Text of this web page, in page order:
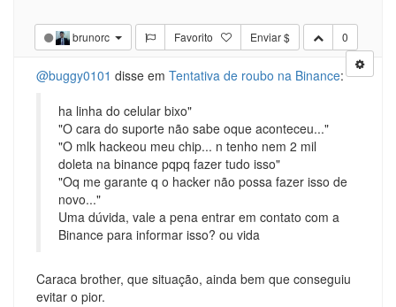
brunorc Favorito Enviar $ 0
@buggy0101 disse em Tentativa de roubo na Binance:
ha linha do celular bixo"
"O cara do suporte não sabe oque aconteceu..."
"O mlk hackeou meu chip... n tenho nem 2 mil
doleta na binance pqpq fazer tudo isso"
"Oq me garante q o hacker não possa fazer isso de
novo..."
Uma dúvida, vale a pena entrar em contato com a
Binance para informar isso? ou vida
Caraca brother, que situação, ainda bem que conseguiu
evitar o pior.